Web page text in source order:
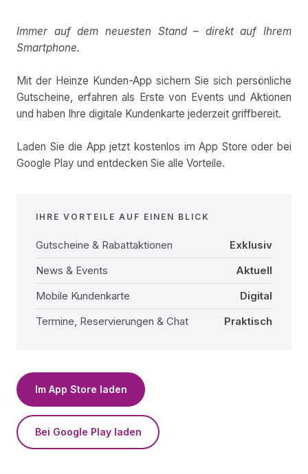
Immer auf dem neuesten Stand – direkt auf Ihrem
Smartphone.
Mit der Heinze Kunden-App sichern Sie sich persönliche
Gutscheine, erfahren als Erste von Events und Aktionen
und haben Ihre digitale Kundenkarte jederzeit griffbereit.
Laden Sie die App jetzt kostenlos im App Store oder bei
Google Play und entdecken Sie alle Vorteile.
IHRE VORTEILE AUF EINEN BLICK
Gutscheine & Rabattaktionen
Exklusiv
News & Events
Aktuell
Mobile Kundenkarte
Digital
Termine, Reservierungen & Chat
Praktisch
Im App Store laden
Bei Google Play laden